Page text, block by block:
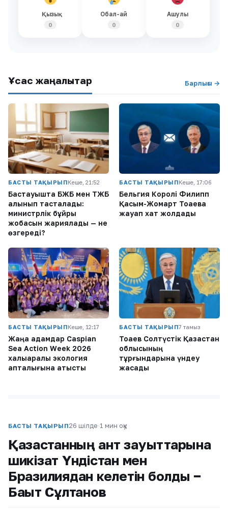
Қызық
0
Обал-ай
0
Ашулы
0
Ұқсас жаңалықтар Барлығы →
БАСТЫ ТАҚЫРЫПКеше, 21:52
Бастауышта БЖБ мен ТЖБ
алынып тасталады:
министрлік бұйрық
жобасын жариялады — не
өзгереді?
БАСТЫ ТАҚЫРЫПКеше, 17:06
Бельгия Королі Филипп
Қасым-Жомарт Тоқаевқа
жауап хат жолдады
БАСТЫ ТАҚЫРЫПКеше, 12:17
Жаңа адамдар Caspian
Sea Action Week 2026
халықаралық экология
апталығына қатысты
БАСТЫ ТАҚЫРЫП7 тамыз
Тоқаев Солтүстік Қазақстан
облысының
тұрғындарына үндеу
жасады
БАСТЫ ТАҚЫРЫП26 шілде·1 мин оқу
Қазақстанның қант зауыттарына
шикізат Үндістан мен
Бразилиядан келетін болды −
Бақыт Сұлтанов